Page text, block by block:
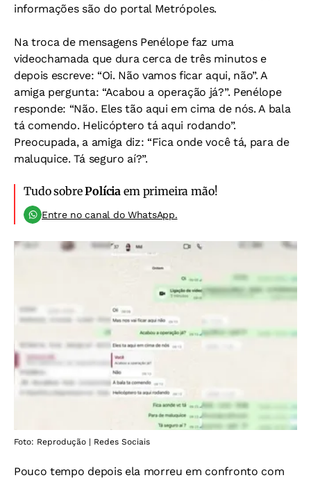
informações são do portal Metrópoles.
Na troca de mensagens Penélope faz uma
videochamada que dura cerca de três minutos e
depois escreve: “Oi. Não vamos ficar aqui, não”. A
amiga pergunta: “Acabou a operação já?”. Penélope
responde: “Não. Eles tão aqui em cima de nós. A bala
tá comendo. Helicóptero tá aqui rodando”.
Preocupada, a amiga diz: “Fica onde você tá, para de
maluquice. Tá seguro aí?”.
Tudo sobrePolícia em primeira mão!
Entre no canal do WhatsApp.
Foto: Reprodução | Redes Sociais
Pouco tempo depois ela morreu em confronto com